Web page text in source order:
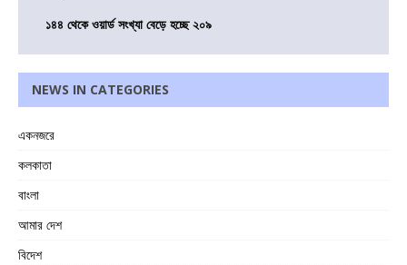
১৪৪ থেকে ওয়ার্ড সংখ্যা বেড়ে হচ্ছে ২০৯
NEWS IN CATEGORIES
একনজরে
কলকাতা
বাংলা
আমার দেশ
বিদেশ